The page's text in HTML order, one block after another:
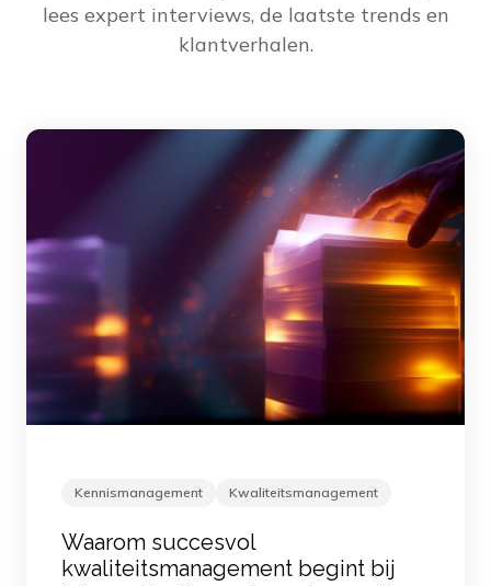
lees expert interviews, de laatste trends en
klantverhalen.
Kennismanagement Kwaliteitsmanagement
Waarom succesvol
kwaliteitsmanagement begint bij